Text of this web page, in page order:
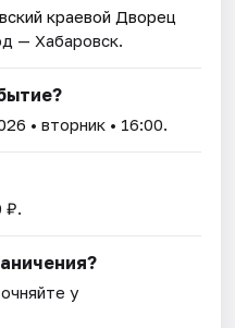
краевой Дворец
— Хабаровск.
• вторник • 16:00.
₽.
у